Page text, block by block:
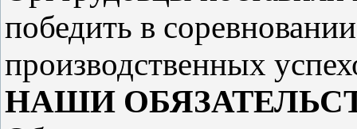
победить в
производственных
НАШИ